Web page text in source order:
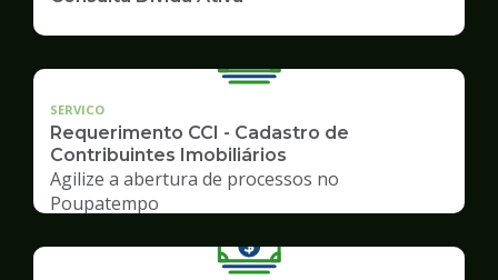
SERVICO
Requerimento CCI - Cadastro de
Contribuintes Imobiliários
Agilize a abertura de processos no
Poupatempo